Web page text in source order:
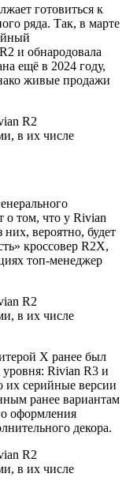
готовиться к
ряда. Так, в марте
и обнародовала
ещё в 2024 году,
живые продажи
о том, что у Rivian
вероятно, будет
кроссовер R2X,
топ-менеджер
X ранее был
уровня: Rivian R3 и
их серийные версии
ранее вариантам
оформления
декора.